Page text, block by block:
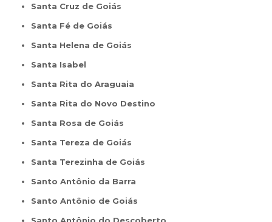
Santa Cruz de Goiás
Santa Fé de Goiás
Santa Helena de Goiás
Santa Isabel
Santa Rita do Araguaia
Santa Rita do Novo Destino
Santa Rosa de Goiás
Santa Tereza de Goiás
Santa Terezinha de Goiás
Santo Antônio da Barra
Santo Antônio de Goiás